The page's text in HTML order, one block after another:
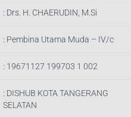
: Drs. H. CHAERUDIN, M.Si
: Pembina Utama Muda – IV/c
: 19671127 199703 1 002
: DISHUB KOTA TANGERANG
SELATAN